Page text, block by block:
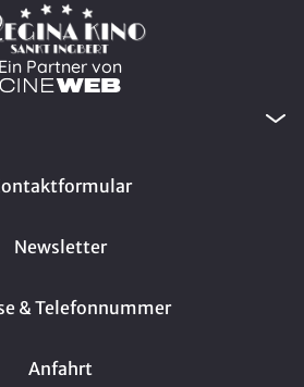
Ein Partner von
Newsletter
& Telefonnummer
Anfahrt